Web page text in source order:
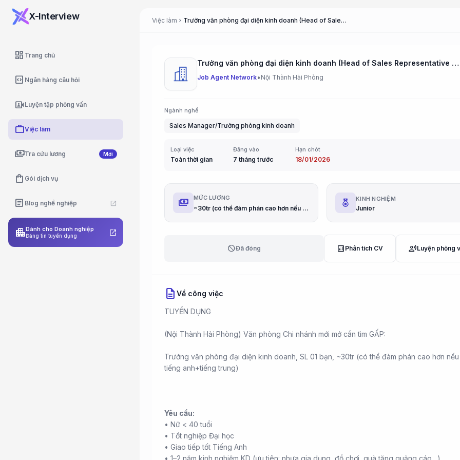
X-Interview
dashboard Trang chủ
code_blocks Ngân hàng câu hỏi
video_camera_frontLuyện tập phỏng vấn
workViệc làm
paymentsTra cứu lương Mới
shopping_bag Gói dịch vụ
article Blog nghề nghiệp open_in_new
apartmentDành cho Doanh nghiệp
Đăng tin tuyển dụng open_in_new
Việc làm chevron_right Trưởng văn phòng đại diện kinh doanh (Head of Sales Representative Office)
Trưởng văn phòng đại diện kinh doanh (Head of Sales Representative Office)
Job Agent Network• Nội Thành Hải Phòng
Ngành nghề
Sales Manager/Trưởng phòng kinh doanh
Loại việc
Toàn thời gian
Đăng vào
7 tháng trước
Hạn chót
18/01/2026
payments MỨC LƯƠNG
~30tr (có thể đàm phán cao hơn nếu có cả tiếng anh+tiếng trung)
KINH NGHIỆM
Junior
blockĐã đóng analytics Phân tích CV record_voice_overLuyện phỏng
description Về công việc
TUYỂN DỤNG
(Nội Thành Hải Phòng) Văn phòng Chi nhánh mới mở cần tìm GẤP:
Trưởng văn phòng đại diện kinh doanh, SL 01 bạn, ~30tr (có thể đàm phán cao hơn
tiếng anh+tiếng trung)
Yêu cầu:
• Nữ < 40 tuổi
• Tốt nghiệp Đại học
• Giao tiếp tốt Tiếng Anh
• 1–2 năm kinh nghiệm KD (ưu tiên: nhựa gia dụng, đồ chơi, quà tặng quảng cáo…)